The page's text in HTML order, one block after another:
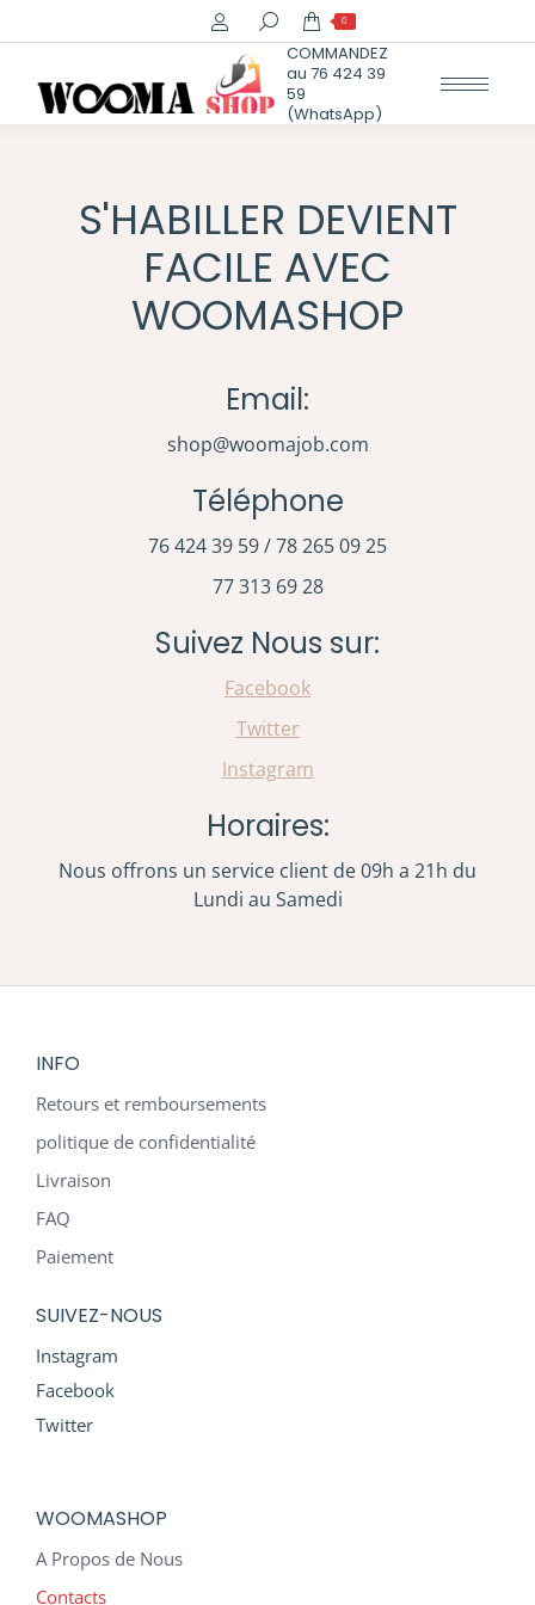
Recherche
:
0
COMMANDEZ
au 76 424 39
59
(WhatsApp)
S'HABILLER DEVIENT
FACILE AVEC
WOOMASHOP
Email:
shop@woomajob.com
Téléphone
76 424 39 59 / 78 265 09 25
77 313 69 28
Suivez Nous sur:
Facebook
Twitter
Instagram
Horaires:
Nous offrons un service client de 09h a 21h du
Lundi au Samedi
INFO
Retours et remboursements
politique de confidentialité
Livraison
FAQ
Paiement
SUIVEZ-NOUS
Instagram
Facebook
Twitter
WOOMASHOP
A Propos de Nous
Contacts